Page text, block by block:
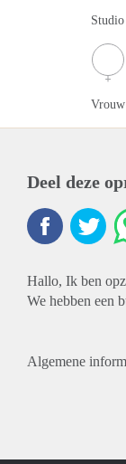
Studio
Vrouw
Deel deze
Hallo, Ik ben
We hebben een
Algemene